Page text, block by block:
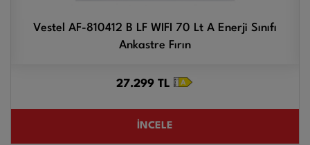
Vestel AF-810412 B LF WIFI 70 Lt A Enerji Sınıfı
Ankastre Fırın
27.299 TL
İNCELE